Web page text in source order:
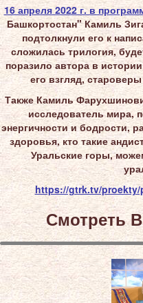
16 апреля 2022 г. в
Башкортостан" Камиль
подтолкнули его к
сложилась трилогия,
поразило автора в
его взгляд,
Также Камиль
исследователь мира,
энергичности и бодрости,
здоровья, кто такие
Уральские горы,
https://gtrk.tv/proekty/
Смотреть